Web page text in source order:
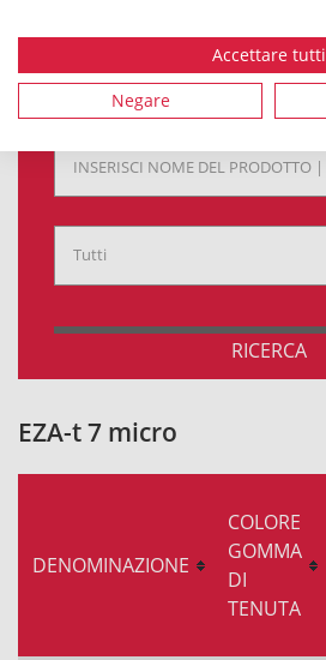
Accettare tutti
Negare
Cerca prodotti:
RICERCA
EZA-t 7 micro
DENOMINAZIONE
COLORE
GOMMA
DI
TENUTA